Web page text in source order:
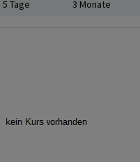
5 Tage 3 Monate